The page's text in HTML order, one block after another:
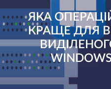
ЯКА
КРАЩЕ ДЛЯ